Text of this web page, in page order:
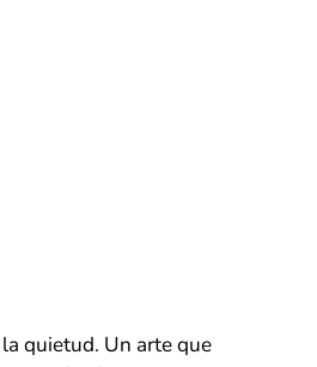
quietud. Un arte que